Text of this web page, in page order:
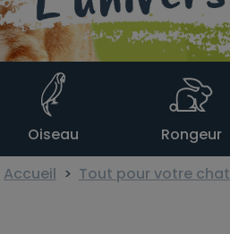
Oiseau Rongeur
Accueil
Tout pour votre chat